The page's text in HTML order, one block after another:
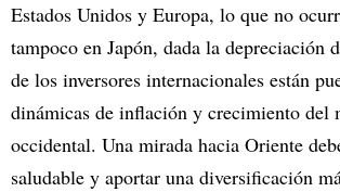
Estados Unidos y Europa, lo que no
tampoco en Japón, dada la depreciación
de los inversores internacionales están
dinámicas de inflación y crecimiento del
occidental. Una mirada hacia Oriente
saludable y aportar una diversificación